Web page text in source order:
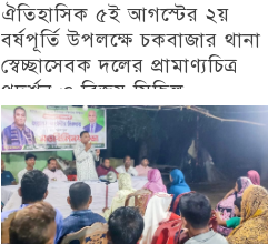
ঐতিহাসিক ৫ই আগস্টের ২য়
বর্ষপূর্তি উপলক্ষে চকবাজার থানা
স্বেচ্ছাসেবক দলের প্রামাণ্যচিত্র
প্রদর্শন ও বিজয় মিছিল
চট্টগ্রাম